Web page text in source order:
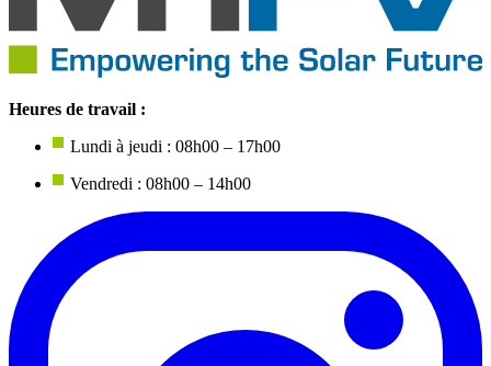
Heures de travail :
Lundi à jeudi : 08h00 – 17h00
Vendredi : 08h00 – 14h00